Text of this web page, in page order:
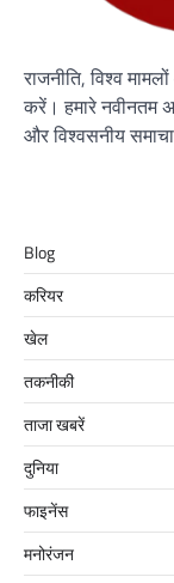
राजनीति, विश्व
करें। हमारे नवीनतम
और विश्वसनीय
Blog
करियर
खेल
तकनीकी
ताजा खबरें
दुनिया
फाइनेंस
मनोरंजन